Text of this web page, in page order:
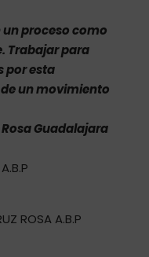
proceso como
Trabajar para
por esta
un movimiento
Guadalajara
ROSA A.B.P